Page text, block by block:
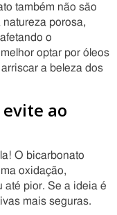
também não são
porosa,
o
optar por óleos
a beleza dos
ao
O bicarbonato
oxidação,
até pior. Se a ideia é
mais seguras.